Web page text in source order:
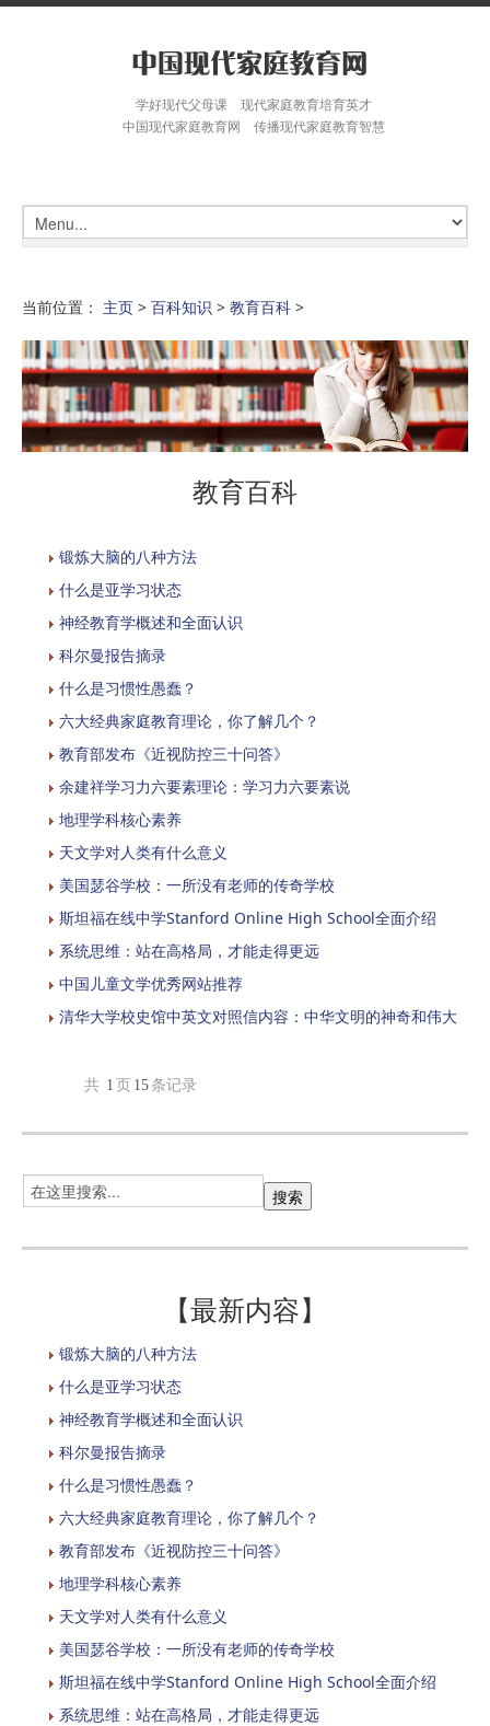
学好现代父母课 现代家庭教育培育英才
中国现代家庭教育网 传播现代家庭教育智慧
当前位置： 主页 > 百科知识 > 教育百科 >
教育百科
锻炼大脑的八种方法
什么是亚学习状态
神经教育学概述和全面认识
科尔曼报告摘录
什么是习惯性愚蠢？
六大经典家庭教育理论，你了解几个？
教育部发布《近视防控三十问答》
余建祥学习力六要素理论：学习力六要素说
地理学科核心素养
天文学对人类有什么意义
美国瑟谷学校：一所没有老师的传奇学校
斯坦福在线中学Stanford Online High School全面介绍
系统思维：站在高格局，才能走得更远
中国儿童文学优秀网站推荐
清华大学校史馆中英文对照信内容：中华文明的神奇和伟大
共 1 页 15 条记录
【最新内容】
锻炼大脑的八种方法
什么是亚学习状态
神经教育学概述和全面认识
科尔曼报告摘录
什么是习惯性愚蠢？
六大经典家庭教育理论，你了解几个？
教育部发布《近视防控三十问答》
地理学科核心素养
天文学对人类有什么意义
美国瑟谷学校：一所没有老师的传奇学校
斯坦福在线中学Stanford Online High School全面介绍
系统思维：站在高格局，才能走得更远